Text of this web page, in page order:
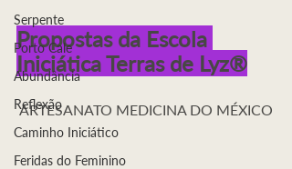
Serpente
Porto Cale
Abundância
Reflexão
Caminho Iniciático
Feridas do Feminino
Propostas da Escola
Iniciática Terras de Lyz®
ARTESANATO MEDICINA DO MÉXICO